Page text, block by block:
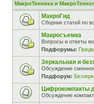
МакроТехника и
МакроГид
Сборник статей по
Макросъемка
Вопросы и ответы
Подфорумы:
Зеркальная и
Обсуждение
Подфорум:
Цифрокомпакты
Обсуждение